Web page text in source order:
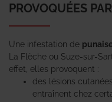
PROVOQUÉES
Une infestation de
La Flèche ou Suze-sur-
effet, elles provoquent :
des lésions
entraînent chez